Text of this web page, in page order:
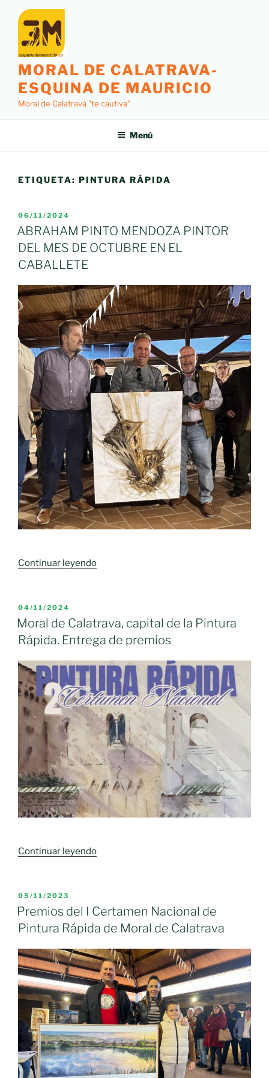
contenido
MORAL DE CALATRAVA-
ESQUINA DE MAURICIO
Moral de Calatrava "te cautiva"
Menú
ETIQUETA: PINTURA RÁPIDA
PUBLICADO
EL
06/11/2024
ABRAHAM PINTO MENDOZA PINTOR
DEL MES DE OCTUBRE EN EL
CABALLETE
Continuar leyendo«ABRAHAM
DEL
MES
DE
OCTUBRE
EL
CABALLETE»
PUBLICADO
EL
04/11/2024
Moral de Calatrava, capital de la Pintura
Rápida. Entrega de premios
Continuar leyendo«Moral
de
Rápida.
Entrega
de
premios»
PUBLICADO
EL
05/11/2023
Premios del I Certamen Nacional de
Pintura Rápida de Moral de Calatrava